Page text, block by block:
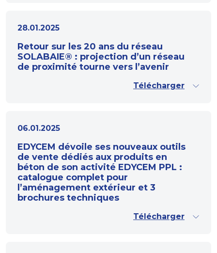
28.01.2025
Retour sur les 20 ans du réseau
SOLABAIE® : projection d’un réseau
de proximité tourne vers l’avenir
Télécharger
06.01.2025
EDYCEM dévoile ses nouveaux outils
de vente dédiés aux produits en
béton de son activité EDYCEM PPL :
catalogue complet pour
l’aménagement extérieur et 3
brochures techniques
Télécharger